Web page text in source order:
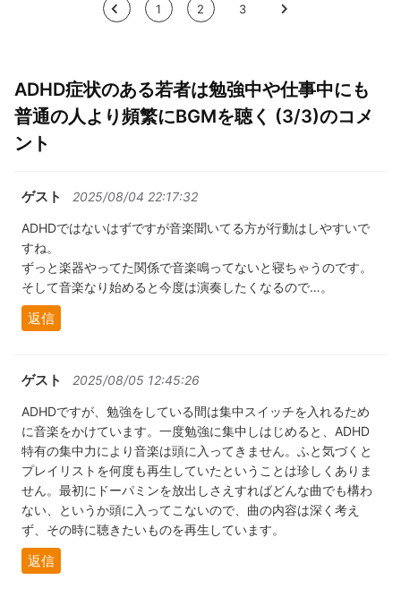
< 1 2 3 >
ADHD症状のある若者は勉強中や仕事中にも
普通の人より頻繁にBGMを聴く (3/3)のコメ
ント
ゲスト 2025/08/04 22:17:32
ADHDではないはずですが音楽聞いてる方が行動はしやすいで
すね。
ずっと楽器やってた関係で音楽鳴ってないと寝ちゃうのです。
そして音楽なり始めると今度は演奏したくなるので…。
返信
ゲスト 2025/08/05 12:45:26
ADHDですが、勉強をしている間は集中スイッチを入れるため
に音楽をかけています。一度勉強に集中しはじめると、ADHD
特有の集中力により音楽は頭に入ってきません。ふと気づくと
プレイリストを何度も再生していたということは珍しくありま
せん。最初にドーパミンを放出しさえすればどんな曲でも構わ
ない、というか頭に入ってこないので、曲の内容は深く考え
ず、その時に聴きたいものを再生しています。
返信